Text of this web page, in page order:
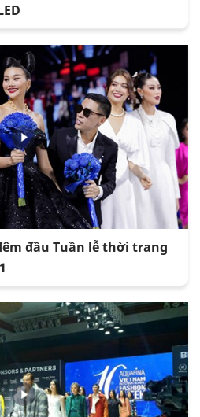
đầu Tuần lễ thời trang